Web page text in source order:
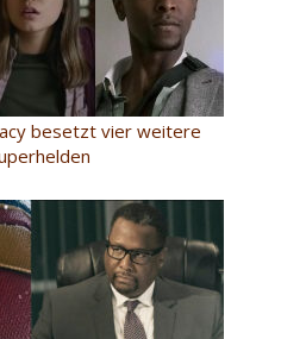
besetzt vier weitere